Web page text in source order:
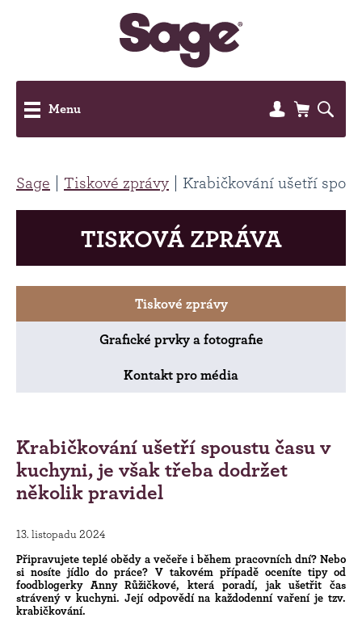
Menu
Sage Tiskové zprávy Krabičkování ušetří
TISKOVÁ ZPRÁVA
Tiskové zprávy
Grafické prvky a fotografie
Kontakt pro média
Krabičkování ušetří spoustu času v
kuchyni, je však třeba dodržet
několik pravidel
13. listopadu 2024
Připravujete teplé obědy a večeře i během pracovních dní? Nebo
si nosíte jídlo do práce? V takovém případě oceníte tipy od
foodblogerky Anny Růžičkové, která poradí, jak ušetřit čas
strávený v kuchyni. Její odpovědí na každodenní vaření je tzv.
krabičkování.